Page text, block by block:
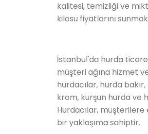
kalitesi, temizliği ve
kilosu fiyatlarını
İstanbul'da hurda
müşteri ağına hizmet
hurdacılar, hurda
krom, kurşun hurda ve
Hurdacılar,
bir yaklaşıma sahiptir.